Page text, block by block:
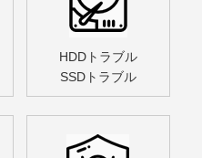
HDDトラブル
SSDトラブル